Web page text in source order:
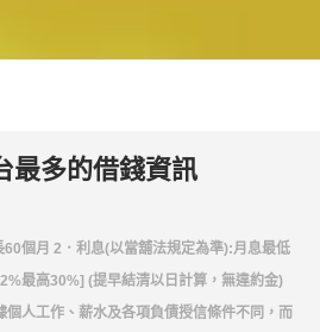
最多的借錢資訊
個月 2．利息(以當舖法規定為準):月息最低
最高30%] (提早結清以日計算，無違約金)
人工作、薪水及各項負債授信條件不同，而